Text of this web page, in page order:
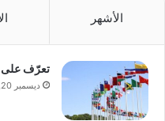
الأشهر
تعرّف على
ديسمبر 20, 2023